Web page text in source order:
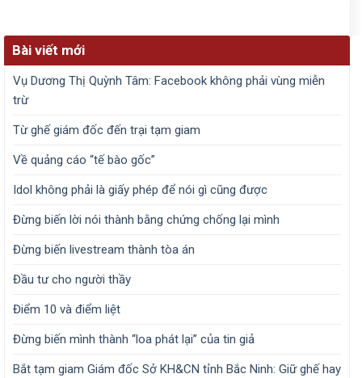
Bài viết mới
Vụ Dương Thị Quỳnh Tâm: Facebook không phải vùng miễn
trừ
Từ ghế giám đốc đến trại tạm giam
Về quảng cáo “tế bào gốc”
Idol không phải là giấy phép để nói gì cũng được
Đừng biến lời nói thành bằng chứng chống lại mình
Đừng biến livestream thành tòa án
Đầu tư cho người thầy
Điểm 10 và điểm liệt
Đừng biến mình thành “loa phát lại” của tin giả
Bắt tạm giam Giám đốc Sở KH&CN tỉnh Bắc Ninh: Giữ ghế hay